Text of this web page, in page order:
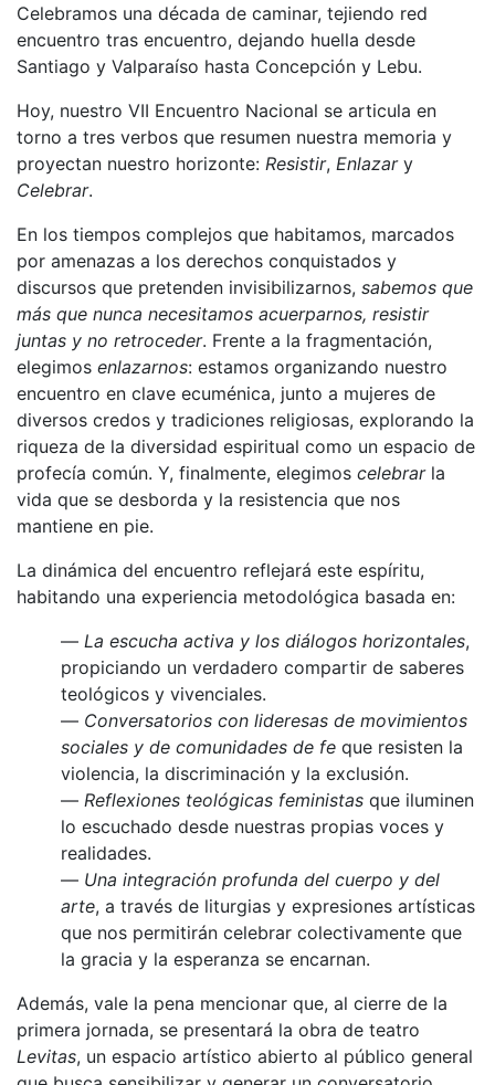
Celebramos una década de caminar, tejiendo red
encuentro tras encuentro, dejando huella desde
Santiago y Valparaíso hasta Concepción y Lebu.
Hoy, nuestro VII Encuentro Nacional se articula en
torno a tres verbos que resumen nuestra memoria y
proyectan nuestro horizonte: Resistir, Enlazary
Celebrar.
En los tiempos complejos que habitamos, marcados
por amenazas a los derechos conquistados y
discursos que pretenden invisibilizarnos, sabemos que
más que nunca necesitamos acuerparnos, resistir
juntas y no retroceder. Frente a la fragmentación,
elegimos enlazarnos: estamos organizando nuestro
encuentro en clave ecuménica, junto a mujeres de
diversos credos y tradiciones religiosas, explorando la
riqueza de la diversidad espiritual como un espacio de
profecía común. Y, finalmente, elegimos celebrarla
vida que se desborda y la resistencia que nos
mantiene en pie.
La dinámica del encuentro reflejará este espíritu,
habitando una experiencia metodológica basada en:
— La escucha activa y los diálogos horizontales,
propiciando un verdadero compartir de saberes
teológicos y vivenciales.
— Conversatorios con lideresas de movimientos
sociales y de comunidades de fe que resisten la
violencia, la discriminación y la exclusión.
— Reflexiones teológicas feministas que iluminen
lo escuchado desde nuestras propias voces y
realidades.
— Una integración profunda del cuerpo y del
arte, a través de liturgias y expresiones artísticas
que nos permitirán celebrar colectivamente que
la gracia y la esperanza se encarnan.
Además, vale la pena mencionar que, al cierre de la
primera jornada, se presentará la obra de teatro
Levitas, un espacio artístico abierto al público general